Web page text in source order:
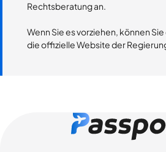
Rechtsberatung an.
Wenn Sie es vorziehen, können
die offizielle Website der